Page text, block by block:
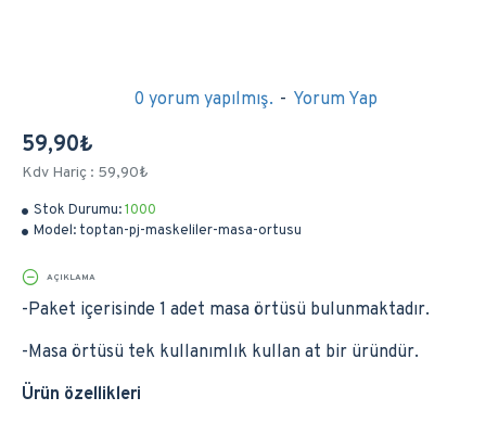
Stok Durumu:1000
Model: toptan-pj-maskeliler-masa-ortusu
0 yorum yapılmış. - Yorum Yap
59,90₺
Kdv Hariç : 59,90₺
AÇIKLAMA
-Paket içerisinde 1 adet masa örtüsü bulunmaktadır.
-Masa örtüsü tek kullanımlık kullan at bir üründür.
Ürün özellikleri